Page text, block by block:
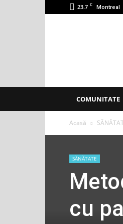
23.7 C Montreal
COMUNITATE
Acasă
SĂNĂTATE
cu